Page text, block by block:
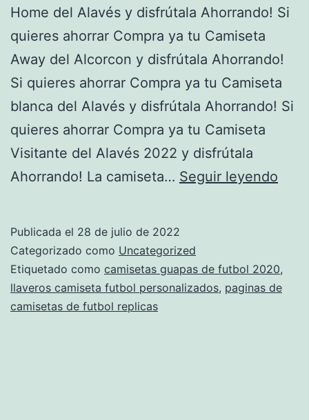
Home del Alavés y disfrútala Ahorrando! Si
quieres ahorrar Compra ya tu Camiseta
Away del Alcorcon y disfrútala Ahorrando!
Si quieres ahorrar Compra ya tu Camiseta
blanca del Alavés y disfrútala Ahorrando! Si
quieres ahorrar Compra ya tu Camiseta
Visitante del Alavés 2022 y disfrútala
Ahorrando! La camiseta… Seguir leyendo
–
Publicada el 28 de julio de 2022
Categorizado como Uncategorized
Etiquetado como camisetas guapas de futbol 2020,
llaveros camiseta futbol personalizados, paginas de
camisetas de futbol replicas